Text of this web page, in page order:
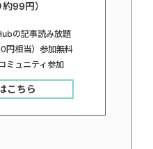
約99円）
の記事読み放題
円相当）参加無料
ミュニティ参加
こちら